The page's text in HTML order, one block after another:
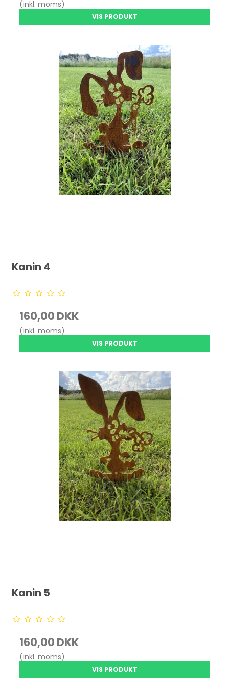
(inkl. moms)
VIS PRODUKT
Kanin 4
160,00 DKK
(inkl. moms)
VIS PRODUKT
Kanin 5
160,00 DKK
(inkl. moms)
VIS PRODUKT